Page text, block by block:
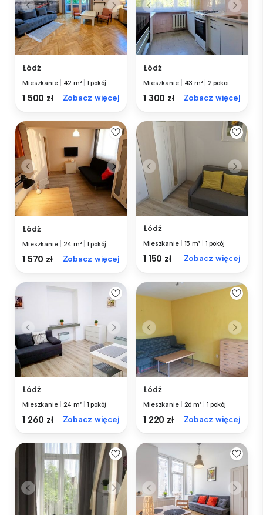
Łódź
Mieszkanie 42 m² 1 pokój
1 500 zł Zobacz więcej
Łódź
Mieszkanie 43 m² 2 pokoi
1 300 zł Zobacz więcej
Łódź
Mieszkanie 24 m² 1 pokój
1 570 zł Zobacz więcej
Łódź
Mieszkanie 15 m² 1 pokój
1 150 zł Zobacz więcej
Łódź
Mieszkanie 24 m² 1 pokój
1 260 zł Zobacz więcej
Łódź
Mieszkanie 26 m² 1 pokój
1 220 zł Zobacz więcej